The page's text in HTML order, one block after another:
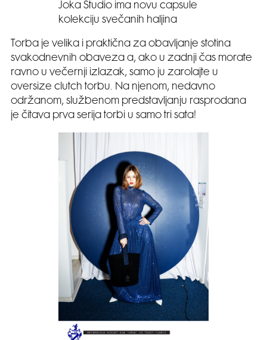
Joka Studio ima novu capsule
kolekciju svečanih haljina
Torba je velika i praktična za obavljanje stotina
svakodnevnih obaveza a, ako u zadnji čas morate
ravno u večernji izlazak, samo ju zarolajte u
oversize clutch torbu. Na njenom, nedavno
održanom, službenom predstavljanju rasprodana
je čitava prva serija torbi u samo tri sata!